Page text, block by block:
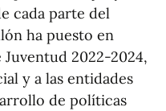
cada parte del
ha puesto en
2022-2024,
y a las entidades
de políticas